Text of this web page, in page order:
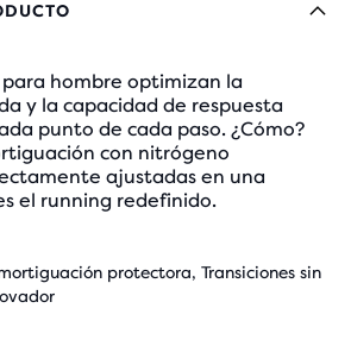
para hombre optimizan la
y la capacidad de respuesta
punto de cada paso. ¿Cómo?
con nitrógeno
ajustadas en una
el running redefinido.
protectora, Transiciones sin